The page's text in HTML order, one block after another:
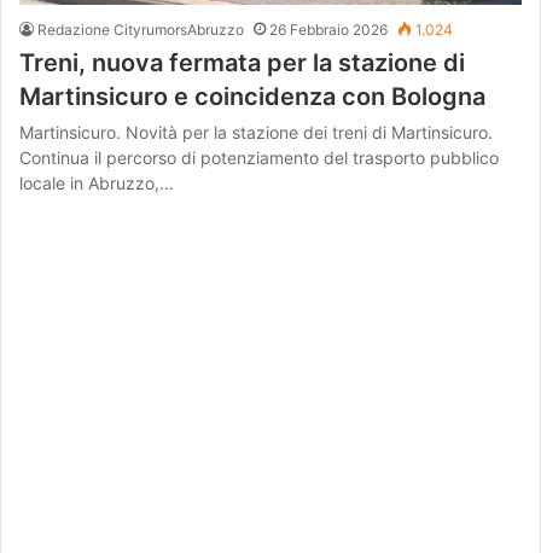
Redazione CityrumorsAbruzzo 26 Febbraio 2026 1.024
Treni, nuova fermata per la stazione di
Martinsicuro e coincidenza con Bologna
Martinsicuro. Novità per la stazione dei treni di Martinsicuro.
Continua il percorso di potenziamento del trasporto pubblico
locale in Abruzzo,…